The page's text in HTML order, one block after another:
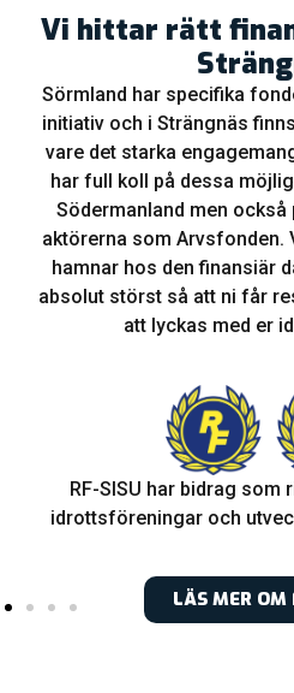
Vi hittar rätt
Sörmland har specifika
initiativ och i Strängnäs
vare det starka
har full koll på dessa
Södermanland men
aktörerna som Arvsfonden.
hamnar hos den finansiär
absolut störst så att ni får
att lyckas med er
RF-SISU har bidrag
idrottsföreningar och
LÄS MER OM